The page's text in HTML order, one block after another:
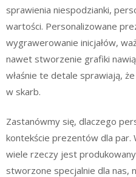
sprawienia niespodzianki,
wartości. Personalizowane
wygrawerowanie inicjałów,
nawet stworzenie grafiki
właśnie te detale sprawiają,
w skarb.
Zastanówmy się, dlaczego
kontekście prezentów dla par.
wiele rzeczy jest
stworzone specjalnie dla nas,